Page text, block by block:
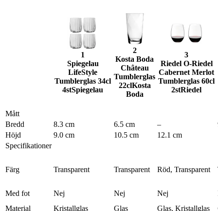
1
Spiegelau
LifeStyle
Tumblerglas 34cl
4stSpiegelau
2
Kosta Boda
Château
Tumblerglas
22clKosta
Boda
3
Riedel O-Riedel
Cabernet Merlot
Tumblerglas 60cl
2stRiedel
Mått
Bredd
8.3 cm 6.5 cm –
Höjd
9.0 cm 10.5 cm 12.1 cm
Specifikationer
Färg Transparent Transparent Röd, Transparent
Med fot Nej Nej Nej
Material
Kristallglas Glas Glas, Kristallglas